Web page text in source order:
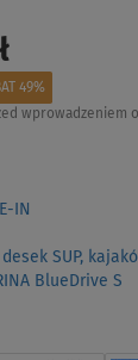
49%
wprowadzeniem
IN
SUP,
BlueDrive S